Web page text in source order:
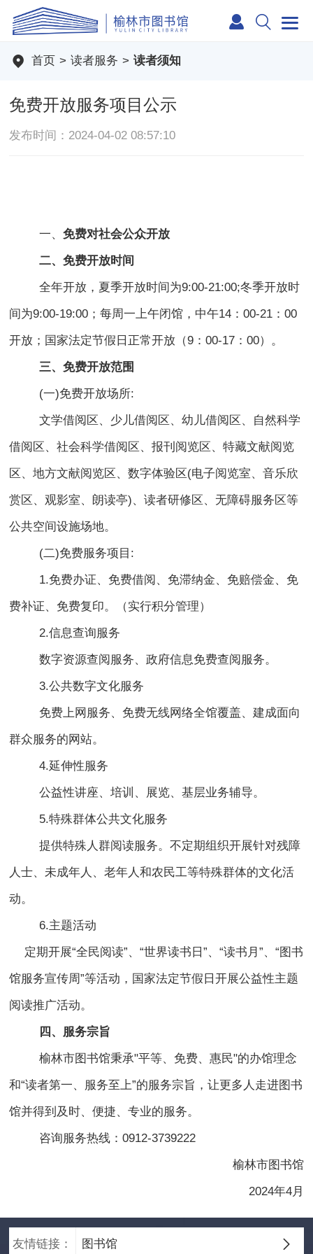
首页 > 读者服务 > 读者须知
免费开放服务项目公示
发布时间：2024-04-02 08:57:10
一、免费对社会公众开放
二、免费开放时间
全年开放，夏季开放时间为9:00-21:00;冬季开放时
间为9:00-19:00；每周一上午闭馆，中午14：00-21：00
开放；国家法定节假日正常开放（9：00-17：00）。
三、免费开放范围
(一)免费开放场所:
文学借阅区、少儿借阅区、幼儿借阅区、自然科学
借阅区、社会科学借阅区、报刊阅览区、特藏文献阅览
区、地方文献阅览区、数字体验区(电子阅览室、音乐欣
赏区、观影室、朗读亭)、读者研修区、无障碍服务区等
公共空间设施场地。
(二)免费服务项目:
1.免费办证、免费借阅、免滞纳金、免赔偿金、免
费补证、免费复印。（实行积分管理）
2.信息查询服务
数字资源查阅服务、政府信息免费查阅服务。
3.公共数字文化服务
免费上网服务、免费无线网络全馆覆盖、建成面向
群众服务的网站。
4.延伸性服务
公益性讲座、培训、展览、基层业务辅导。
5.特殊群体公共文化服务
提供特殊人群阅读服务。不定期组织开展针对残障
人士、未成年人、老年人和农民工等特殊群体的文化活
动。
6.主题活动
定期开展“全民阅读”、“世界读书日”、“读书月”、“图书
馆服务宣传周”等活动，国家法定节假日开展公益性主题
阅读推广活动。
四、服务宗旨
榆林市图书馆秉承"平等、免费、惠民"的办馆理念
和“读者第一、服务至上”的服务宗旨，让更多人走进图书
馆并得到及时、便捷、专业的服务。
咨询服务热线：0912-3739222
榆林市图书馆
2024年4月
友情链接： 图书馆